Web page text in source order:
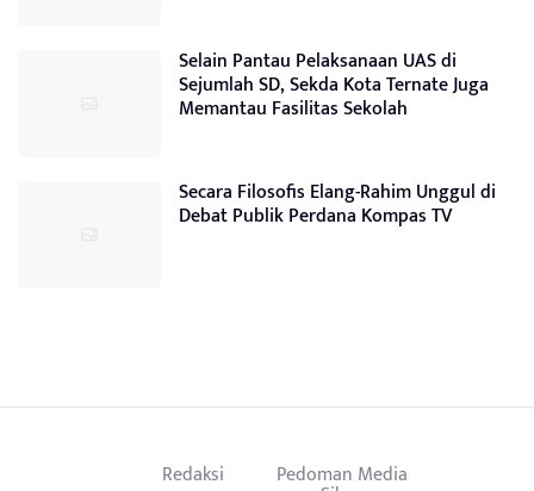
Selain Pantau Pelaksanaan UAS di
Sejumlah SD, Sekda Kota Ternate Juga
Memantau Fasilitas Sekolah
Secara Filosofis Elang-Rahim Unggul di
Debat Publik Perdana Kompas TV
Redaksi Pedoman Media